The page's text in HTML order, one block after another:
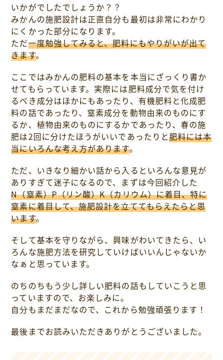
いかがでしたでしょうか？？
みかんの施肥設計は正直自分も最初は非常にわかり
にくかった部分になります。
ただ一度勉強してみると、肥料にもやりがいが出て
きます。
ここではみかんの肥料の基本を本当にざっくり書か
せてもらっています。実際には肥料成分で気を付け
るべき成分はほかにもあったり、有機肥料と化成肥
料の話であったり、窒素成分を動物由来のものにす
るか、植物由来のものにするかであったり、春の施
肥は2回に分けたほうがいいであったりと肥料には本
当にいろんな考え方があります。
ただ、いきなり細かい話から入るといろんな意見が
ありすぎて迷子になるので、まずは今回紹介した
N（窒素）P（リン酸）K（カリウム）に着目、特に
窒素に着目して、施肥設計を立ててもらえたらと思
います。
そして基本を守りながら、興味がわいてきたら、い
ろんな施肥方法を研究していけばいいんじゃないか
なぁと思っています。
のちのちもう少し詳しい肥料の話もしていこうと思
っていますので、お楽しみに。
自分もまだまだなので、これから勉強頑張ります！
最後までお読みいただきありがとうございました。